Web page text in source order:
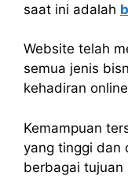
saat ini adalah
Website telah
semua jenis
kehadiran
Kemampuan
yang tinggi dan
berbagai tujuan